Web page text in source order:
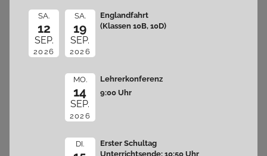
SA.
12
SEP.
2026
SA.
19
SEP.
2026
Englandfahrt
(Klassen 10B, 10D)
MO.
14
SEP.
2026
Lehrerkonferenz
9:00 Uhr
DI.
Erster Schultag
Unterrichtsende: 10:50 Uhr